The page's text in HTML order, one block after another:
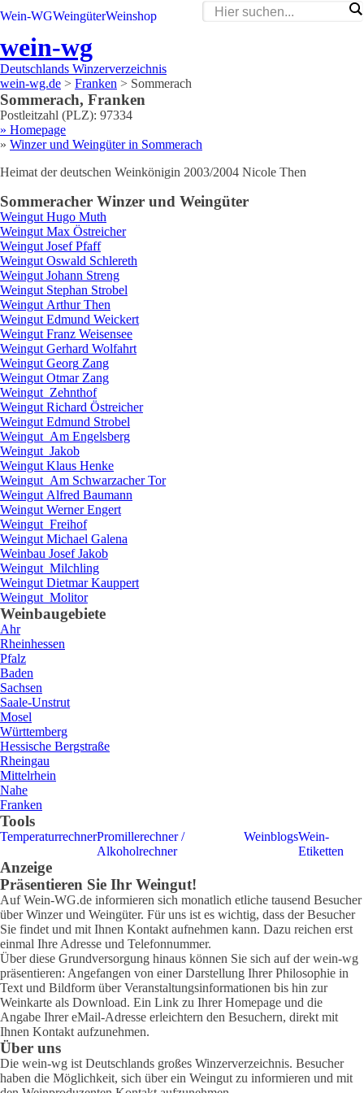
Wein-WGWeingüterWeinshop
wein-wg
Deutschlands Winzerverzeichnis
wein-wg.de > Franken > Sommerach
Sommerach, Franken
Postleitzahl (PLZ): 97334
» Homepage
» Winzer und Weingüter in Sommerach
Heimat der deutschen Weinkönigin 2003/2004 Nicole Then
Sommeracher Winzer und Weingüter
Weingut Hugo Muth
Weingut Max Östreicher
Weingut Josef Pfaff
Weingut Oswald Schlereth
Weingut Johann Streng
Weingut Stephan Strobel
Weingut Arthur Then
Weingut Edmund Weickert
Weingut Franz Weisensee
Weingut Gerhard Wolfahrt
Weingut Georg Zang
Weingut Otmar Zang
Weingut Zehnthof
Weingut Richard Östreicher
Weingut Edmund Strobel
Weingut Am Engelsberg
Weingut Jakob
Weingut Klaus Henke
Weingut Am Schwarzacher Tor
Weingut Alfred Baumann
Weingut Werner Engert
Weingut Freihof
Weingut Michael Galena
Weinbau Josef Jakob
Weingut Milchling
Weingut Dietmar Kauppert
Weingut Molitor
Weinbaugebiete
Ahr
Rheinhessen
Pfalz
Baden
Sachsen
Saale-Unstrut
Mosel
Württemberg
Hessische Bergstraße
Rheingau
Mittelrhein
Nahe
Franken
Tools
TemperaturrechnerPromillerechner /
Alkoholrechner
WeinblogsWein-
Etiketten
Anzeige
Präsentieren Sie Ihr Weingut!
Auf Wein-WG.de informieren sich monatlich etliche tausend Besucher
über Winzer und Weingüter. Für uns ist es wichtig, dass der Besucher
Sie findet und mit Ihnen Kontakt aufnehmen kann. Dazu reichen erst
einmal Ihre Adresse und Telefonnummer.
Über diese Grundversorgung hinaus können Sie sich auf der wein-wg
präsentieren: Angefangen von einer Darstellung Ihrer Philosophie in
Text und Bildform über Veranstaltungsinformationen bis hin zur
Weinkarte als Download. Ein Link zu Ihrer Homepage und die
Angabe Ihrer eMail-Adresse erleichtern den Besuchern, direkt mit
Ihnen Kontakt aufzunehmen.
Über uns
Die wein-wg ist Deutschlands großes Winzerverzeichnis. Besucher
haben die Möglichkeit, sich über ein Weingut zu informieren und mit